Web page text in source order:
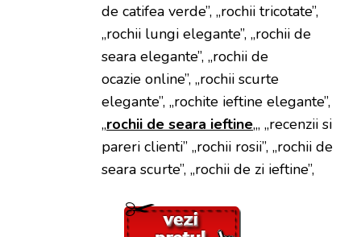
de catifea verde”, „rochii tricotate”,
„rochii lungi elegante”, „rochii de
seara elegante”, „rochii de
ocazie online”, „rochii scurte
elegante”, „rochite ieftine elegante”,
„rochii de seara ieftine„, „recenzii si
pareri clienti” „rochii rosii”, „rochii de
seara scurte”, „rochii de zi ieftine”,